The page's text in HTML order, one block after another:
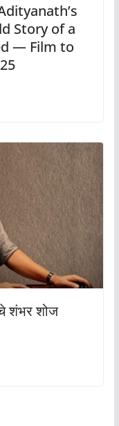
Story of a
— Film to
शंभर शोज